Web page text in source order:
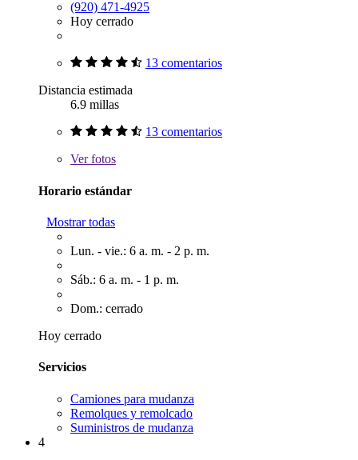
(920) 471-4925
Hoy cerrado
13 comentarios
Distancia estimada
6.9 millas
13 comentarios
Verfotos
Horario estándar
Mostrar todas
Lun. - vie.: 6 a. m. - 2 p. m.
Sáb.: 6 a. m. - 1 p. m.
Dom.: cerrado
Hoy cerrado
Servicios
Camiones para mudanza
Remolques y remolcado
Suministros de mudanza
4